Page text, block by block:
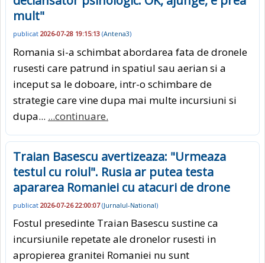
mult"
publicat 2026-07-28 19:15:13 (Antena3)
Romania si-a schimbat abordarea fata de dronele
rusesti care patrund in spatiul sau aerian si a
inceput sa le doboare, intr-o schimbare de
strategie care vine dupa mai multe incursiuni si
dupa... ...continuare.
Traian Basescu avertizeaza: "Urmeaza
testul cu roiul". Rusia ar putea testa
apararea Romaniei cu atacuri de drone
publicat 2026-07-26 22:00:07(Jurnalul-National)
Fostul presedinte Traian Basescu sustine ca
incursiunile repetate ale dronelor rusesti in
apropierea granitei Romaniei nu sunt